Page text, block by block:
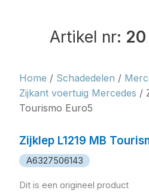
Artikel nr: 20
Home / Schadedelen /
Zijkant voertuig Mercedes /
Tourismo Euro5
Zijklep L1219 MB
A6327506143
Dit is een origineel product